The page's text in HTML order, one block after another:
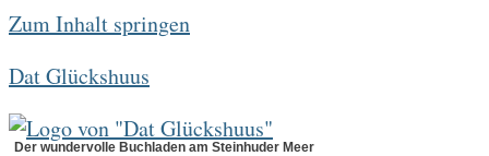
Zum Inhalt springen
Dat Glückshuus
Der wundervolle Buchladen am Steinhuder Meer